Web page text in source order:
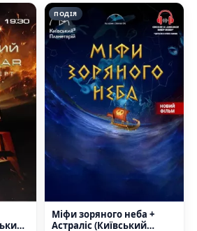
ПОДІЯ
Міфи зоряного неба +
Астраліс (Київський